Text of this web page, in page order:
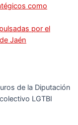
como
por el
Jaén